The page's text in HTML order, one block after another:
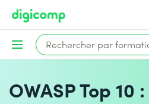
OWASP Top 10